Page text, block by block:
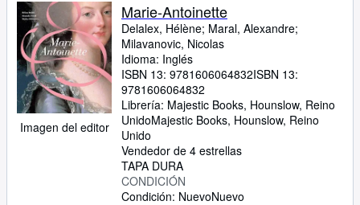
Imagen del editor
Marie-Antoinette
Delalex, Hélène; Maral, Alexandre;
Milavanovic, Nicolas
Idioma: Inglés
ISBN 13: 9781606064832ISBN 13:
9781606064832
Librería: Majestic Books, Hounslow, Reino
UnidoMajestic Books, Hounslow, Reino
Unido
Vendedor de 4 estrellas
TAPA DURA
CONDICIÓN
Condición: NuevoNuevo